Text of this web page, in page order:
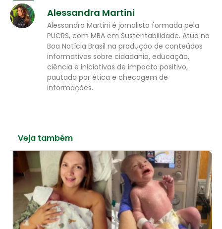
Alessandra Martini
Alessandra Martini é jornalista formada pela
PUCRS, com MBA em Sustentabilidade. Atua no
Boa Notícia Brasil na produção de conteúdos
informativos sobre cidadania, educação,
ciência e iniciativas de impacto positivo,
pautada por ética e checagem de
informações.
Veja também